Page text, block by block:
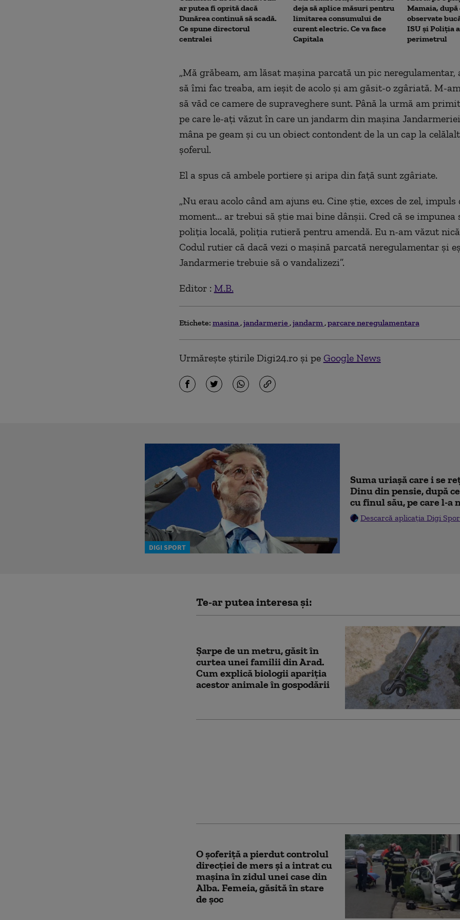
ar putea fi oprită dacă
Dunărea continuă să scadă.
Ce spune directorul
centralei
deja să aplice măsuri pentru
limitarea consumului de
curent electric. Ce va face
Capitala
Mamaia, după
observate
ISU și Poliția
perimetrul
„Mă grăbeam, am lăsat mașina parcată un pic
să îmi fac treaba, am ieșit de acolo și am găsit-o zgâriată. M-
să văd ce camere de supraveghere sunt. Până la urmă am
pe care le-ați văzut în care un jandarm din mașina
mâna pe geam și cu un obiect contondent de la un cap la
șoferul.
El a spus că ambele portiere și aripa din față sunt zgâriate.
„Nu erau acolo când am ajuns eu. Cine știe, exces de zel, impuls
moment... ar trebui să știe mai bine dânșii. Cred că se impunea
poliția locală, poliția rutieră pentru amendă. Eu n-am văzut
Codul rutier că dacă vezi o mașină parcată neregulamentar și
Jandarmerie trebuie să o vandalizezi”.
Editor : M.B.
Etichete: masina jandarmerie jandarm parcare neregulamentara
Urmărește știrile Digi24.ro și pe Google News
DIGI SPORT
Suma uriașă care i se
Dinu din pensie, după
cu finul său, pe care l-a
Descarcă aplicația Digi
Te-ar putea interesa și:
Șarpe de un metru, găsit în
curtea unei familii din Arad.
Cum explică biologii apariția
acestor animale în gospodării
O şoferiţă a pierdut controlul
direcţiei de mers și a intrat cu
mașina în zidul unei case din
Alba. Femeia, găsită în stare
de şoc